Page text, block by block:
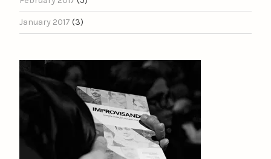
January 2017 (3)